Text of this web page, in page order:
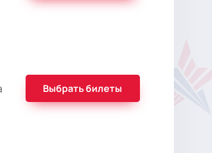
Выбрать билеты